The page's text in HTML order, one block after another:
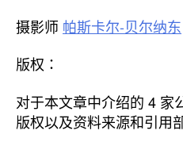
摄影师 帕斯卡尔-贝尔纳东
版权：
对于本文章中介绍的 4 家
版权以及资料来源和引用